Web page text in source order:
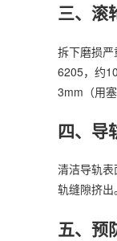
三、滚
拆下磨损
6205，约
3mm（用
四、导
清洁导轨
轨缝隙挤
五、预